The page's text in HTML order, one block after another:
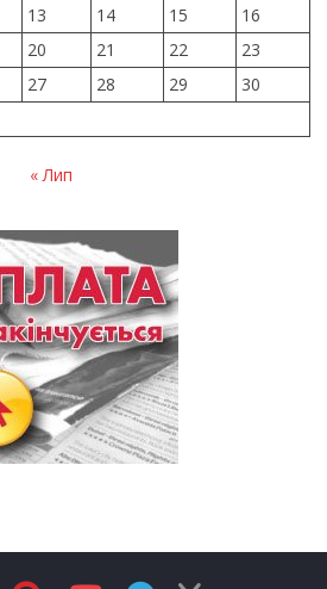
13 14 15
16
20 21 22
23
27 28 29
30
« Лип